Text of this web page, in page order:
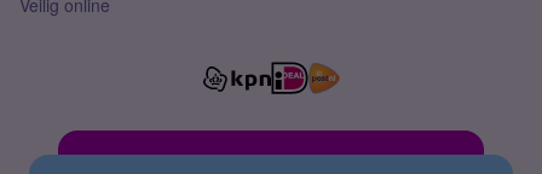
Veilig online